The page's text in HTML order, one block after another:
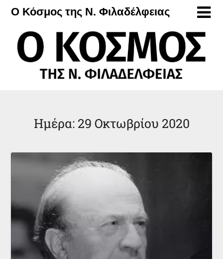
Μετάβαση
περιεχόμενο
Ο Κόσμος της Ν. Φιλαδέλφειας
Ημέρα: 29 Οκτωβρίου 2020